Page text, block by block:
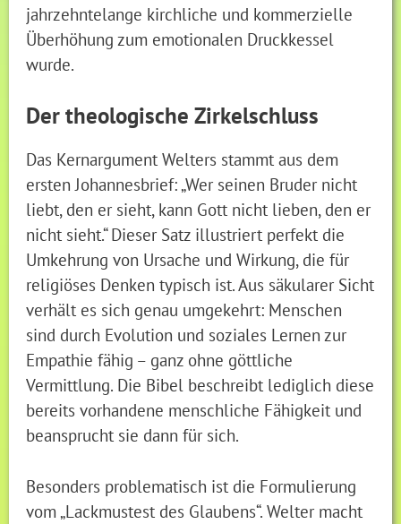
jahrzehntelange kirchliche und kommerzielle
Überhöhung zum emotionalen Druckkessel
wurde.
Der theologische Zirkelschluss
Das Kernargument Welters stammt aus dem
ersten Johannesbrief: „Wer seinen Bruder nicht
liebt, den er sieht, kann Gott nicht lieben, den er
nicht sieht.“ Dieser Satz illustriert perfekt die
Umkehrung von Ursache und Wirkung, die für
religiöses Denken typisch ist. Aus säkularer Sicht
verhält es sich genau umgekehrt: Menschen
sind durch Evolution und soziales Lernen zur
Empathie fähig – ganz ohne göttliche
Vermittlung. Die Bibel beschreibt lediglich diese
bereits vorhandene menschliche Fähigkeit und
beansprucht sie dann für sich.
Besonders problematisch ist die Formulierung
vom „Lackmustest des Glaubens“. Welter macht